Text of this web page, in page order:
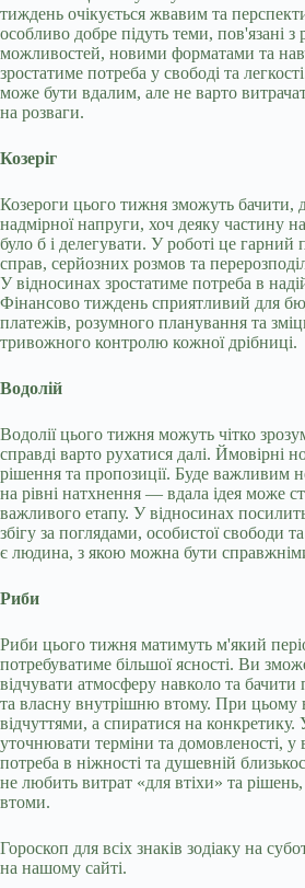
тиждень очікується жвавим та
особливо добре підуть теми, пов'язані
можливостей, новими форматами та
зростатиме потреба у свободі та
може бути вдалим, але не варто
на розваги.
Козеріг
Козероги цього тижня зможуть бачити,
надмірної напруги, хоч деяку частину
було б і делегувати. У роботі це гарний
справ, серйозних розмов та
У відносинах зростатиме потреба в
Фінансово тиждень сприятливий для
платежів, розумного планування та
тривожного контролю кожної дрібниці.
Водолій
Водолії цього тижня можуть чітко
справді варто рухатися далі. Ймовірні
рішення та пропозиції. Буде важливим
на рівні натхнення — вдала ідея може
важливого етапу. У відносинах
збігу за поглядами, особистої свободи
є людина, з якою можна бути
Риби
Риби цього тижня матимуть м'який
потребуватиме більшої ясності. Ви
відчувати атмосферу навколо та бачити
та власну внутрішню втому. При
відчуттями, а спиратися на конкретику.
уточнювати терміни та домовленості, у
потреба в ніжності та душевній
не любить витрат «для втіхи» та
втоми.
Гороскоп для всіх знаків зодіаку на
на нашому сайті.